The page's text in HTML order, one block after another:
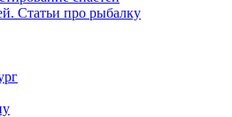
Статьи про рыбалку